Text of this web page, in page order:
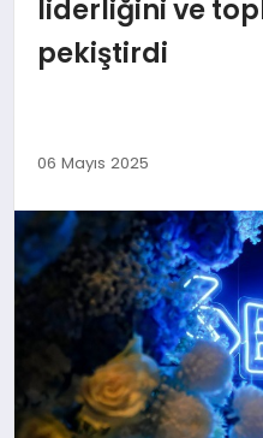
SOSYAL MEDYA
KÜLTÜREL
liderliğini ve
pekiştirdi
06 Mayıs 2025